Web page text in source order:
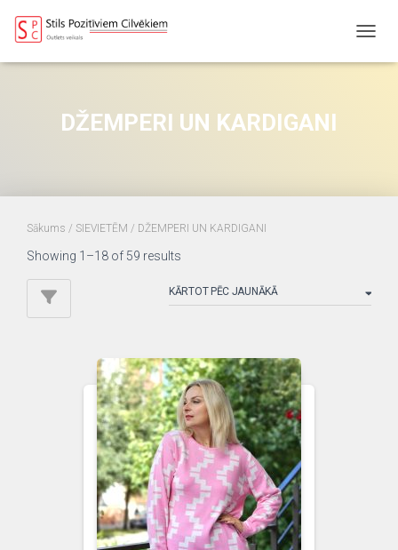
DŽEMPERI UN KARDIGANI
Sākums / SIEVIETĒM / DŽEMPERI UN KARDIGANI
Showing 1–18 of 59 results
latest